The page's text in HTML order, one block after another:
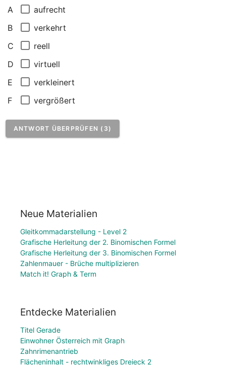
A
aufrecht
B
verkehrt
C
reell
D
virtuell
E
verkleinert
F
vergrößert
ANTWORT ÜBERPRÜFEN (3)
Neue Materialien
Gleitkommadarstellung - Level 2
Grafische Herleitung der 2. Binomischen Formel
Grafische Herleitung der 3. Binomischen Formel
Zahlenmauer - Brüche multiplizieren
Match it! Graph & Term
Entdecke Materialien
Titel Gerade
Einwohner Österreich mit Graph
Zahnrimenantrieb
Flächeninhalt - rechtwinkliges Dreieck 2